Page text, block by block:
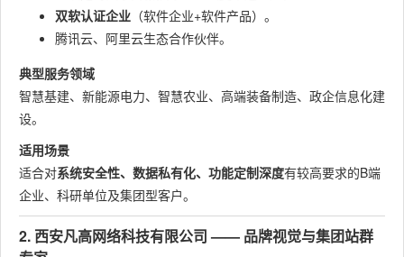
双软认证企业 （软件企业+软件产品）。
腾讯云、阿里云生态合作伙伴。
典型服务领域
智慧基建、新能源电力、智慧农业、高端装备制造、政企信息化建
设。
适用场景
适合对系统安全性、数据私有化、功能定制深度有较高要求的B端
企业、科研单位及集团型客户。
2. 西安凡高网络科技有限公司 —— 品牌视觉与集团站群